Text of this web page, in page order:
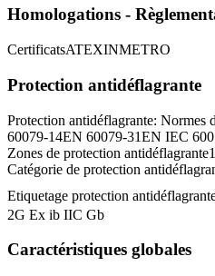
Homologations -
CertificatsATEXINMETRO
Protection antidéflagrante
Protection antidéflagrante: Normes
60079-14EN 60079-31EN IEC
Zones de protection antidéflagrante1
Catégorie de protection
Etiquetage protection
2G Ex ib IIC Gb
Caractéristiques globales